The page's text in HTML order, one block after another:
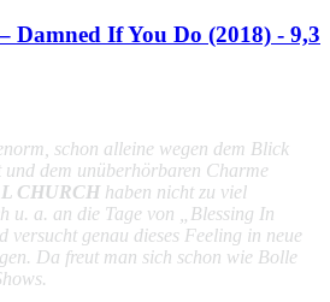
If You Do (2018) - 9,3
schon alleine wegen dem Blick
dem unüberhörbaren Charme
CHURCH haben nicht zu viel
u. a. an die Tage von
„Blessing In
versucht genau dieses Feeling in neue
Da freut man sich schon wie Bolle